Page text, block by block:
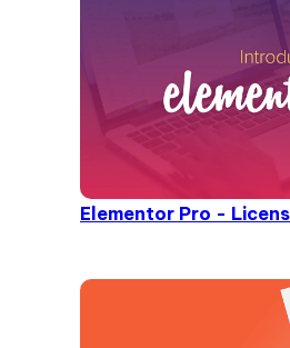
Elementor Pro -